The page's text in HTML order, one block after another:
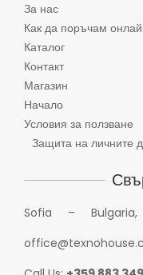
За нас
Как да поръчам
Каталог
Контакт
Магазин
Начало
Условия за ползване
Защита на личните
Sofia – Bulgaria,